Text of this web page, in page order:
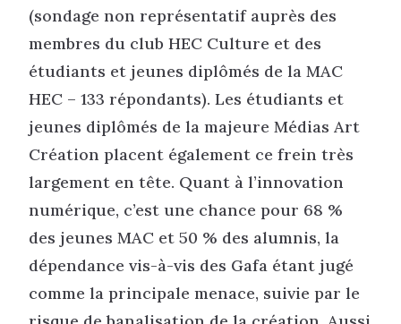
(sondage non représentatif auprès des
membres du club HEC Culture et des
étudiants et jeunes diplômés de la MAC
HEC – 133 répondants). Les étudiants et
jeunes diplômés de la majeure Médias Art
Création placent également ce frein très
largement en tête. Quant à l’innovation
numérique, c’est une chance pour 68 %
des jeunes MAC et 50 % des alumnis, la
dépendance vis-à-vis des Gafa étant jugé
comme la principale menace, suivie par le